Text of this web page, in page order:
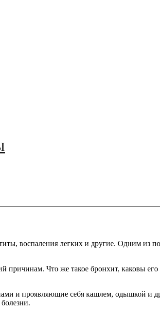
воспаления легких и другие. Одним из
причинам. Что же такое бронхит, каковы
и проявляющие себя кашлем, одышкой и